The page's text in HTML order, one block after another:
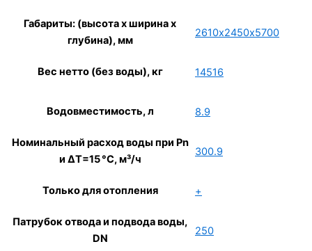
Габариты: (высота x ширина x
глубина), мм
2610х2450х5700
Вес нетто (без воды), кг 14516
Водовместимость, л 8.9
Номинальный расход воды при Pn
и ∆Т=15 °С, м³/ч
300.9
Только для отопления +
Патрубок отвода и подвода воды,
DN
250